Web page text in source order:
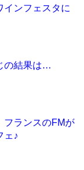
インフェスタに
の結果は…
フランスのFMが
ェ♪